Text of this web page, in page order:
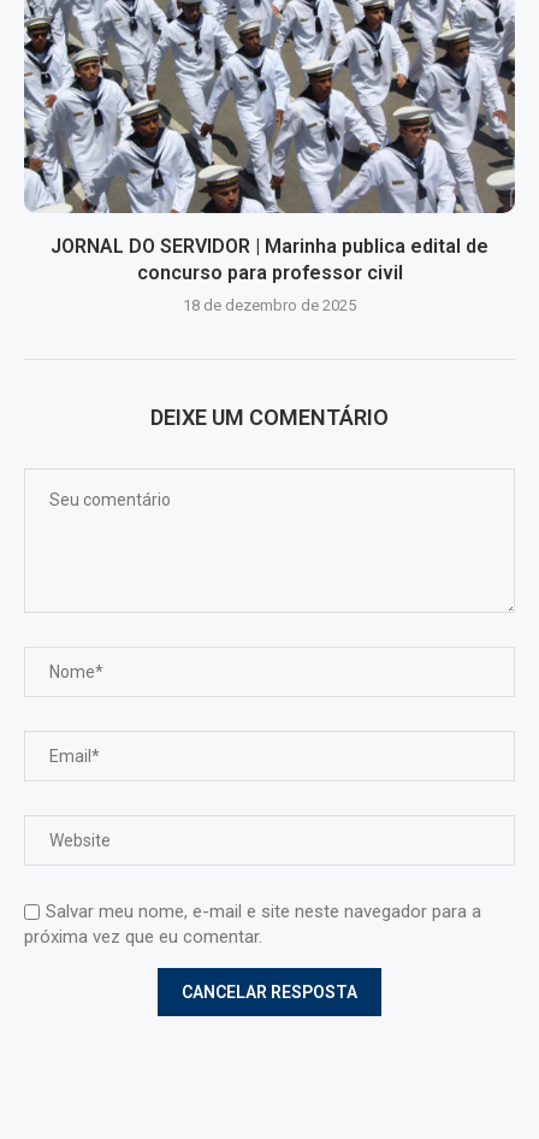
JORNAL DO SERVIDOR | Marinha publica edital de
concurso para professor civil
18 de dezembro de 2025
DEIXE UM COMENTÁRIO
Salvar meu nome, e-mail e site neste navegador para a
próxima vez que eu comentar.